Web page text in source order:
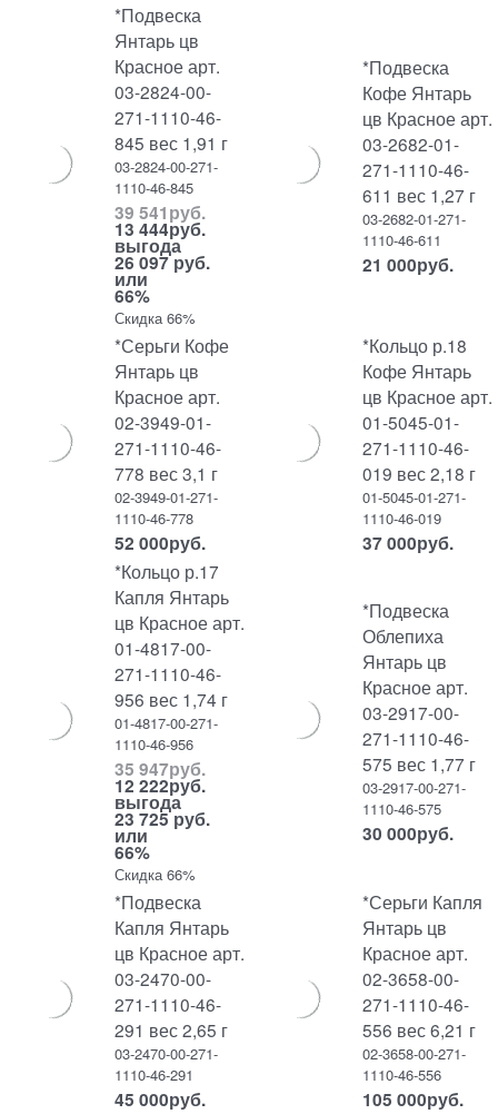
*Подвеска
Янтарь цв
Красное арт.
03-2824-00-
271-1110-46-
845 вес 1,91 г
03-2824-00-271-
1110-46-845
39 541руб.
13 444руб.
выгода
26 097 руб.
или
66%
Скидка 66%
*Подвеска
Кофе Янтарь
цв Красное арт.
03-2682-01-
271-1110-46-
611 вес 1,27 г
03-2682-01-271-
1110-46-611
21 000руб.
*Серьги Кофе
Янтарь цв
Красное арт.
02-3949-01-
271-1110-46-
778 вес 3,1 г
02-3949-01-271-
1110-46-778
52 000руб.
*Кольцо р.18
Кофе Янтарь
цв Красное арт.
01-5045-01-
271-1110-46-
019 вес 2,18 г
01-5045-01-271-
1110-46-019
37 000руб.
*Кольцо р.17
Капля Янтарь
цв Красное арт.
01-4817-00-
271-1110-46-
956 вес 1,74 г
01-4817-00-271-
1110-46-956
35 947руб.
12 222руб.
выгода
23 725 руб.
или
66%
Скидка 66%
*Подвеска
Облепиха
Янтарь цв
Красное арт.
03-2917-00-
271-1110-46-
575 вес 1,77 г
03-2917-00-271-
1110-46-575
30 000руб.
*Подвеска
Капля Янтарь
цв Красное арт.
03-2470-00-
271-1110-46-
291 вес 2,65 г
03-2470-00-271-
1110-46-291
45 000руб.
*Серьги Капля
Янтарь цв
Красное арт.
02-3658-00-
271-1110-46-
556 вес 6,21 г
02-3658-00-271-
1110-46-556
105 000руб.